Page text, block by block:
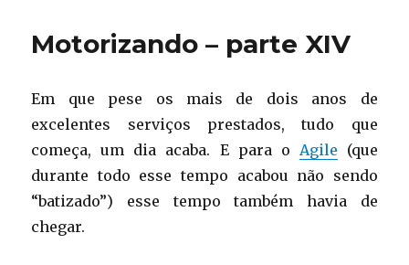
Motorizando – parte XIV
Em que pese os mais de dois anos de
excelentes serviços prestados, tudo que
começa, um dia acaba. E para o Agile (que
durante todo esse tempo acabou não sendo
“batizado”) esse tempo também havia de
chegar.